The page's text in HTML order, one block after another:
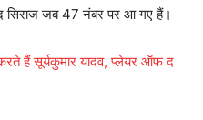
सिराज जब 47 नंबर पर आ गए हैं।
हैं सूर्यकुमार यादव, प्लेयर ऑफ द